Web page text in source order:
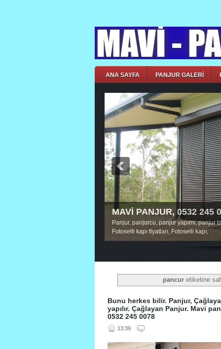
ANA SAYFA PANJUR GALERİ
MAVİ PANJUR, 0532 245
Panjur, panjurcu, panjur yapımı, panjur
Fotoselli kapı fiyatları, Fotoselli kapı,
pancuretiketine
Bunu herkes bilir. Panjur,
yapılır. Çağlayan Panjur. Mavi
0532 245 0078
13:39